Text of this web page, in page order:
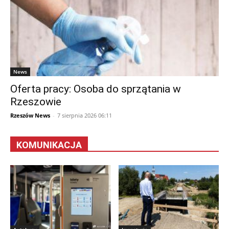
News
Oferta pracy: Osoba do sprzątania w
Rzeszowie
Rzeszów News - 7 sierpnia 2026 06:11
KOMUNIKACJA